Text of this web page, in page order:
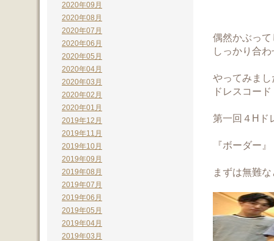
偶然かぶっ
しっかり合
やってみまし
ドレスコード
第一回４Hド
『ボーダー』
まずは無難
2020年09月
2020年08月
2020年07月
2020年06月
2020年05月
2020年04月
2020年03月
2020年02月
2020年01月
2019年12月
2019年11月
2019年10月
2019年09月
2019年08月
2019年07月
2019年06月
2019年05月
2019年04月
2019年03月